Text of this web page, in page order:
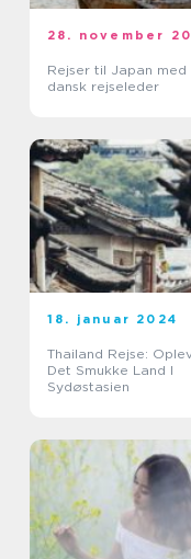
28. november
Rejser til Japan med
dansk rejseleder
18. januar 2024
Thailand Rejse:
Det Smukke Land I
Sydøstasien